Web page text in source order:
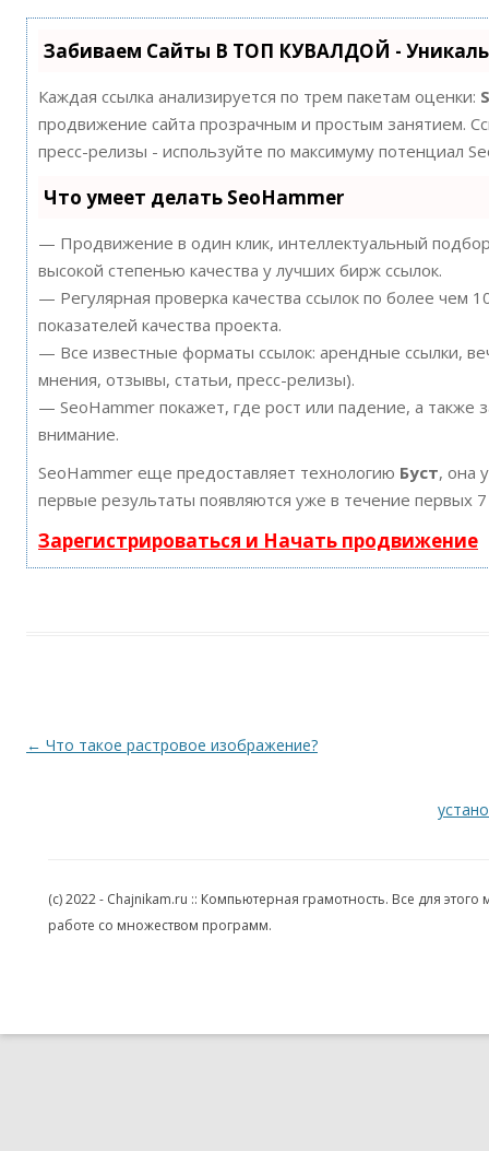
Забиваем Сайты В ТОП КУВАЛДОЙ -
Каждая ссылка анализируется по трем пакетам оценки:
продвижение сайта прозрачным и простым занятием.
пресс-релизы - используйте по максимуму потенциал
Что умеет делать SeoHammer
— Продвижение в один клик, интеллектуальный
высокой степенью качества у лучших бирж ссылок.
— Регулярная проверка качества ссылок по более чем
показателей качества проекта.
— Все известные форматы ссылок: арендные ссылки,
мнения, отзывы, статьи, пресс-релизы).
— SeoHammer покажет, где рост или падение, а также
внимание.
SeoHammer еще предоставляет технологию Буст, она
первые результаты появляются уже в течение первых
Зарегистрироваться и Начать продвижение
Навигация по записям
← Что такое растровое изображение?
(c) 2022 - Chajnikam.ru :: Компьютерная грамотность. Все для
работе со множеством программ.